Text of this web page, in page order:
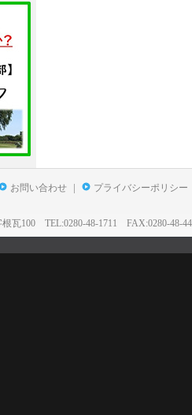
お問い合わせ | プライバシーポリシー
根瓦100 TEL:0280-48-1711 FAX:0280-48-